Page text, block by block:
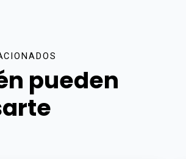
pueden